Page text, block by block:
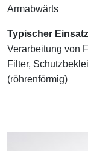
Armabwärts
Typischer
Verarbeitung von
Filter,
(röhrenförmig)